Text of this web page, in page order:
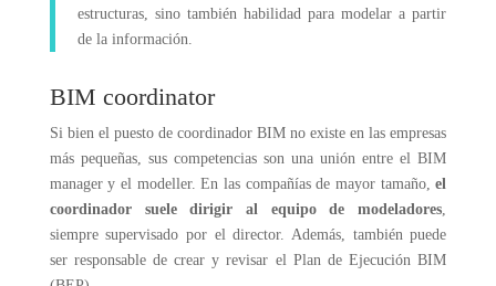
estructuras, sino también habilidad para modelar a partir
de la información.
BIM coordinator
Si bien el puesto de coordinador BIM no existe en las empresas
más pequeñas, sus competencias son una unión entre el BIM
manager y el modeller. En las compañías de mayor tamaño,el
coordinador suele dirigir al equipo de modeladores,
siempre supervisado por el director. Además, también puede
ser responsable de crear y revisar el Plan de Ejecución BIM